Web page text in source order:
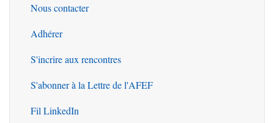
Outils
Nous contacter
Adhérer
S'incrire aux rencontres
S'abonner à la Lettre de l'AFEF
Fil LinkedIn